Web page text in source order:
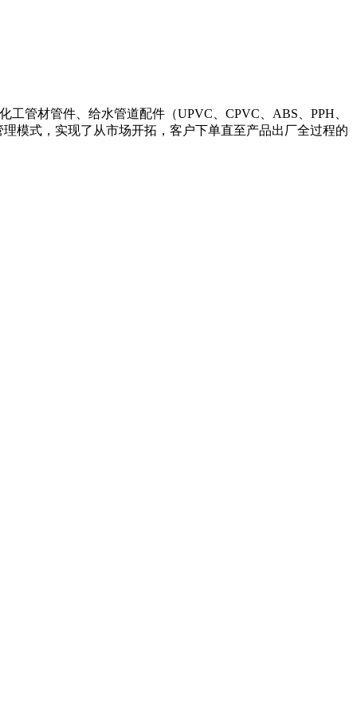
管材管件、给水管道配件（UPVC、CPVC、ABS、PPH、
模式，实现了从市场开拓，客户下单直至产品出厂全过程的